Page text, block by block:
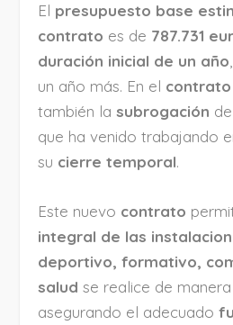
El presupuesto base
contrato es de 787.731
duración inicial de un año
un año más. En el contrato
también lasubrogación
que ha venido trabajando
su cierre temporal.
Este nuevo contrato
integral de las
deportivo, formativo,
salud se realice de manera
asegurando el adecuado